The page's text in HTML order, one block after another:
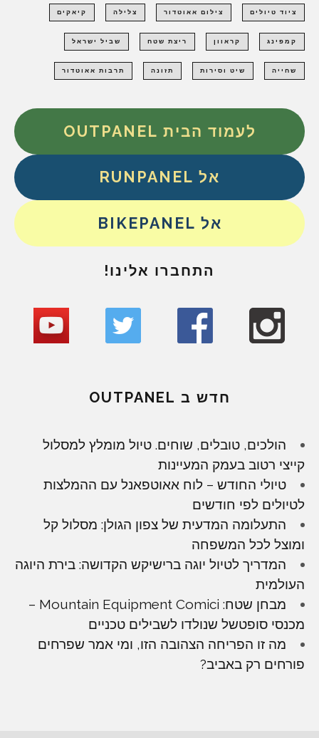
ציוד טיולים צילום אאוטדור צלילה קיאקים
קמפינג קראוון ריצת שטח שביל ישראל
שחייה שיט וסירות תזונה תרבות אאוטדור
לעמוד הבית OUTPANEL
אל RUNPANEL
אל BIKEPANEL
התחברו אלינו!
חדש ב OUTPANEL
הולכים, טובלים, שוחים. טיול מומלץ למסלול
קייצי רטוב בעמק המעיינות
טיולי החודש – לוח אאוטפאנל עם ההמלצות
לטיולים לפי חודשים
התעלומה המדעית של צפון הגולן: מסלול קל
ומוצל לכל המשפחה
המדריך לטיול יוגה ברישיקש הקדושה: בירת היוגה
העולמית
מבחן שטח: Mountain Equipment Comici –
מכנסי סופטשל שנולדו לשבילים טכניים
מה זו הפריחה הצהובה הזו, ומי אמר שפרחים
פורחים רק באביב?